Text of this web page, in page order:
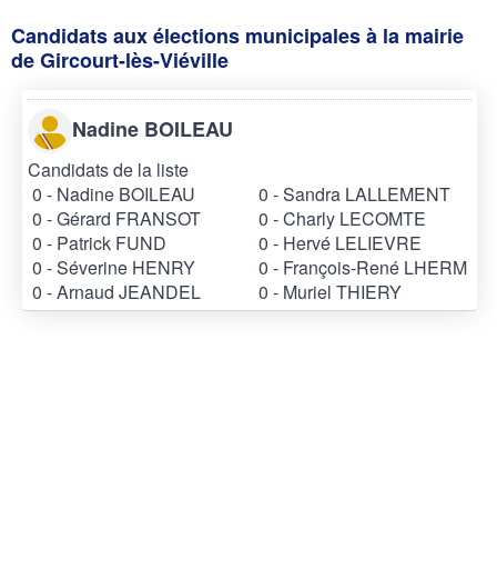
Candidats aux élections municipales à la mairie
de Gircourt-lès-Viéville
Nadine BOILEAU
Candidats de la liste
0 - Nadine BOILEAU
0 - Gérard FRANSOT
0 - Patrick FUND
0 - Séverine HENRY
0 - Arnaud JEANDEL
0 - Sandra LALLEMENT
0 - Charly LECOMTE
0 - Hervé LELIEVRE
0 - François-René LHERM
0 - Muriel THIERY